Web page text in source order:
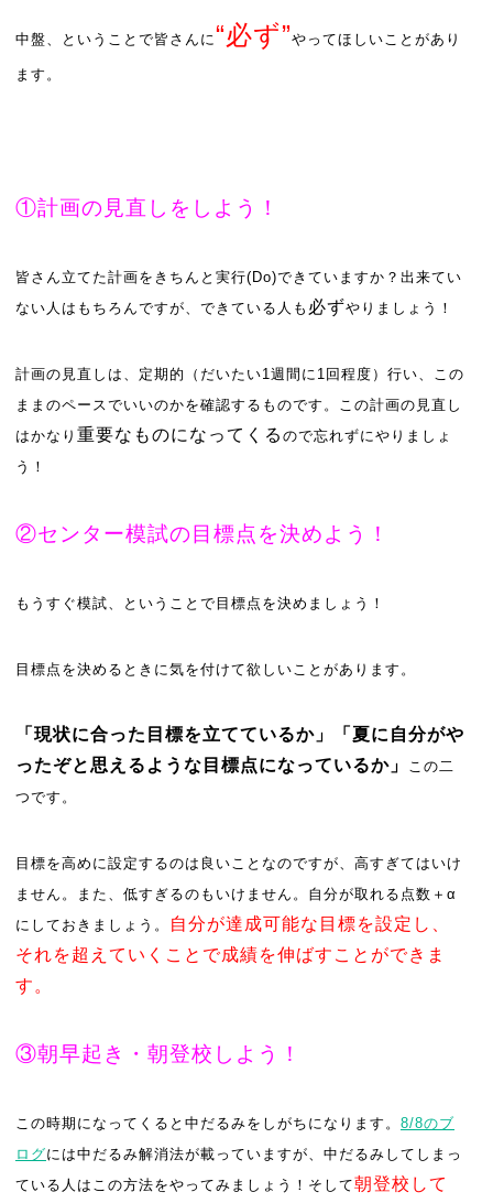
中盤、ということで皆さんに“必ず”やってほしいことがあり
ます。
①計画の見直しをしよう！
皆さん立てた計画をきちんと実行(Do)できていますか？出来てい
ない人はもちろんですが、できている人も 必ずやりましょう！
計画の見直しは、定期的（だいたい1週間に1回程度）行い、この
ままのペースでいいのかを確認するものです。この計画の見直し
はかなり 重要なものになってくる ので忘れずにやりましょ
う！
②センター模試の目標点を決めよう！
もうすぐ模試、ということで目標点を決めましょう！
目標点を決めるときに気を付けて欲しいことがあります。
「現状に合った目標を立てているか」「夏に自分がや
ったぞと思えるような目標点になっているか」
この二
つです。
目標を高めに設定するのは良いことなのですが、高すぎてはいけ
ません。また、低すぎるのもいけません。自分が取れる点数＋α
にしておきましょう。
自分が達成可能な目標を設定し、
それを超えていくことで成績を伸ばすことができま
す。
③朝早起き・朝登校しよう！
この時期になってくると中だるみをしがちになります。 8/8のブ
ログには中だるみ解消法が載っていますが、中だるみしてしまっ
ている人はこの方法をやってみましょう！そして朝登校して